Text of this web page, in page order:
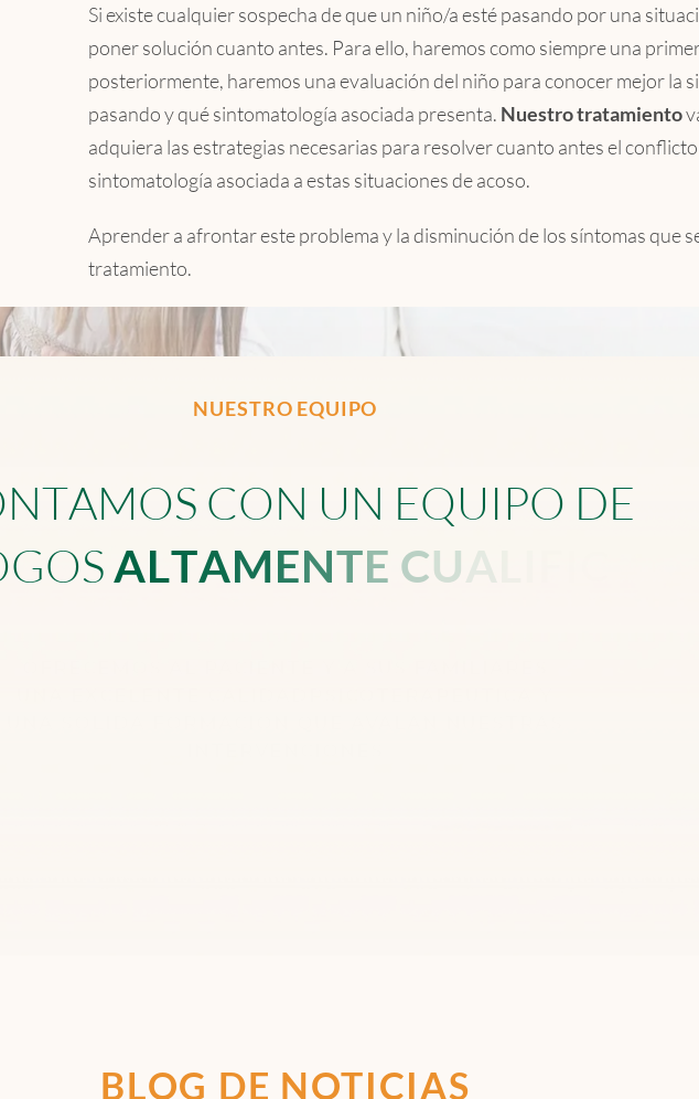
Si existe cualquier sospecha de que un niño/a esté pasando por una
poner solución cuanto antes. Para ello, haremos como siempre una
posteriormente, haremos una evaluación del niño para conocer mejor la
pasando y qué sintomatología asociada presenta. Nuestro tratamiento
adquiera las estrategias necesarias para resolver cuanto antes el
sintomatología asociada a estas situaciones de acoso.
Aprender a afrontar este problema y la disminución de los síntomas que
tratamiento.
NUESTRO EQUIPO
NTAMOS CON UN EQUIPO DE
GOSALTAMENTE CU
BLOG DE NOTICIAS